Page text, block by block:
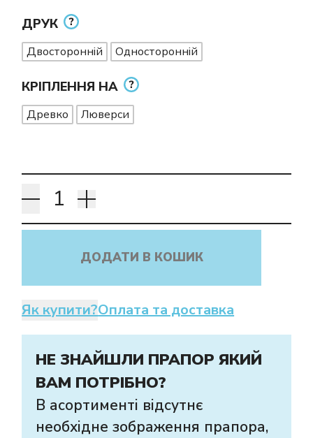
ДРУК
Двосторонній Односторонній
КРІПЛЕННЯ НА
Древко Люверси
ДОДАТИ В КОШИК
Як купити?Оплата та доставка
НЕ ЗНАЙШЛИ ПРАПОР ЯКИЙ
ВАМ ПОТРІБНО?
В асортименті відсутнє
необхідне зображення прапора,